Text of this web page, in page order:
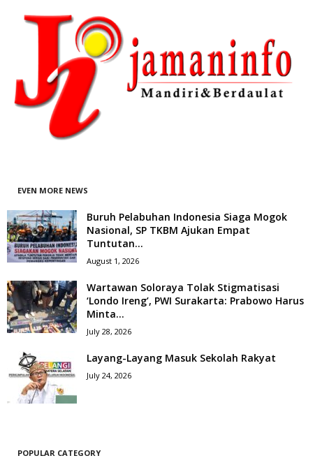
EVEN MORE NEWS
Buruh Pelabuhan Indonesia Siaga Mogok
Nasional, SP TKBM Ajukan Empat
Tuntutan...
August 1, 2026
Wartawan Soloraya Tolak Stigmatisasi
‘Londo Ireng’, PWI Surakarta: Prabowo Harus
Minta...
July 28, 2026
Layang-Layang Masuk Sekolah Rakyat
July 24, 2026
POPULAR CATEGORY